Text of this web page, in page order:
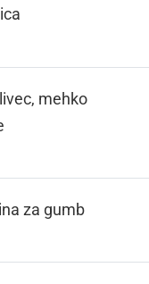
mehko
za gumb